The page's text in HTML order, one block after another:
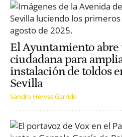
El Ayuntamiento abre
ciudadana para
instalación de toldos
Sevilla
Sandro Herves Garrido